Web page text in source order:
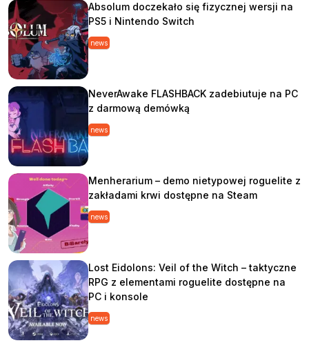
Absolum doczekało się fizycznej wersji na
PS5 i Nintendo Switch
news
NeverAwake FLASHBACK zadebiutuje na PC
z darmową demówką
news
Menherarium – demo nietypowej roguelite z
zakładami krwi dostępne na Steam
news
Lost Eidolons: Veil of the Witch – taktyczne
RPG z elementami roguelite dostępne na
PC i konsole
news